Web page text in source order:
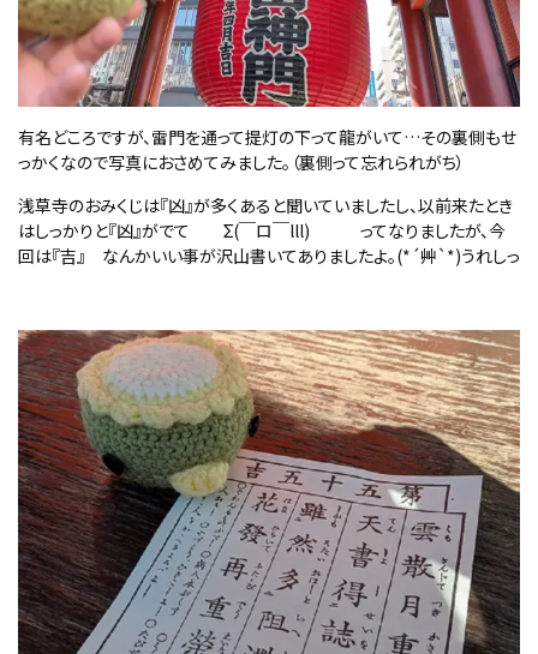
有名どころですが、雷門を通って提灯の下って龍がいて…その裏側もせ
っかくなので写真におさめてみました。（裏側って忘れられがち）
浅草寺のおみくじは『凶』が多くあると聞いていましたし、以前来たとき
はしっかりと『凶』がでて Σ(￣ロ￣lll) ってなりましたが、今
回は『吉』 なんかいい事が沢山書いてありましたよ。(*´艸`*)うれしっ